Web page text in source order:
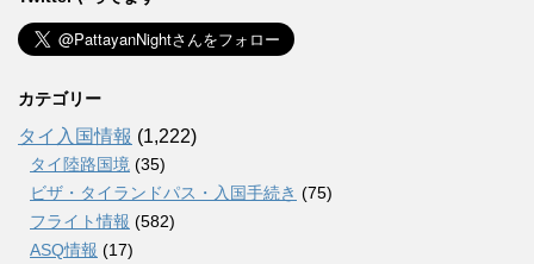
カテゴリー
タイ入国情報 (1,222)
タイ陸路国境 (35)
ビザ・タイランドパス・入国手続き (75)
フライト情報 (582)
ASQ情報 (17)